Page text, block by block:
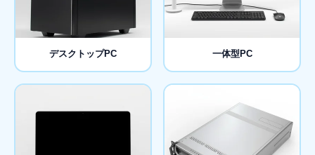
デスクトップPC 一体型PC